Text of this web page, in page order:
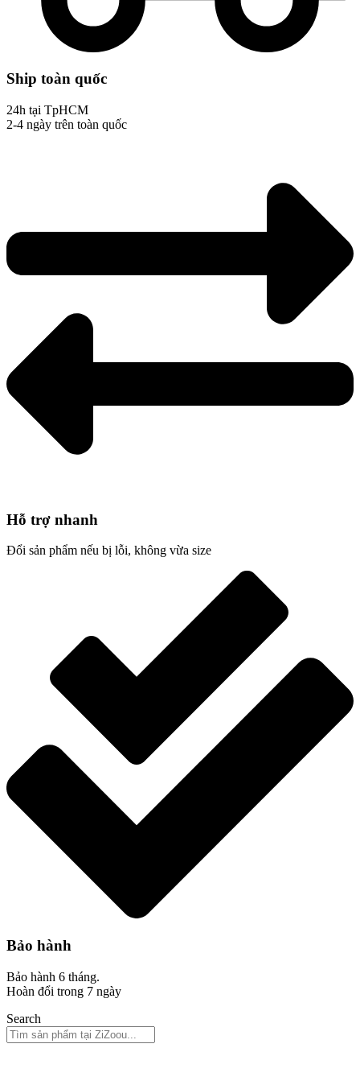
Ship toàn quốc
24h tại TpHCM
2-4 ngày trên toàn quốc
Hỗ trợ nhanh
Đổi sản phẩm nếu bị lỗi, không vừa size
Bảo hành
Bảo hành 6 tháng.
Hoàn đổi trong 7 ngày
Search